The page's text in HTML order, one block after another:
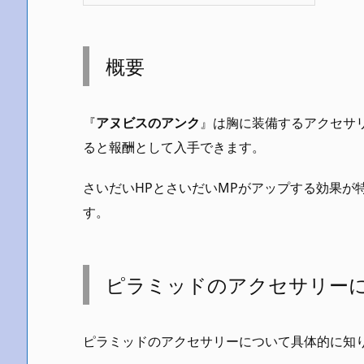
概要
『アヌビスのアンク』は胸に装備するアクセサ
ると報酬として入手できます。
さいだいHPとさいだいMPがアップする効果
す。
ピラミッドのアクセサリー
ピラミッドのアクセサリーについて具体的に